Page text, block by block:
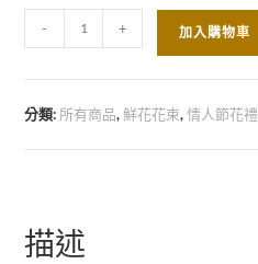
- + 加入購物車
分類: 所有商品,鮮花花束,情人節花禮
描述